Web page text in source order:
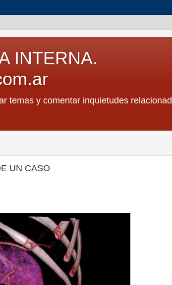
INTERNA.
temas y comentar inquietudes
UN CASO